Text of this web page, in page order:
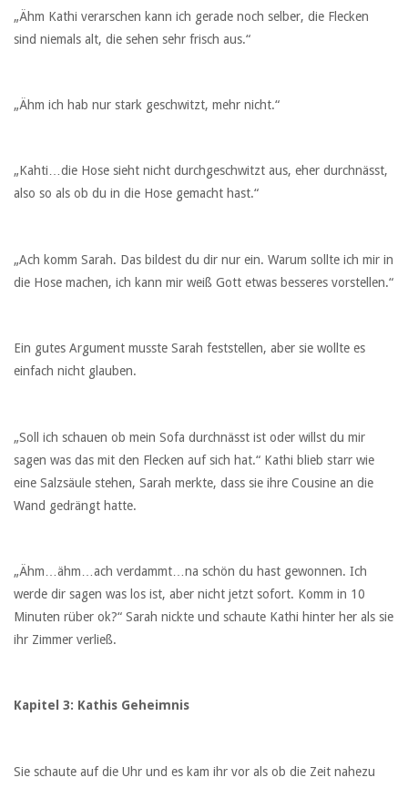
„Ähm Kathi verarschen kann ich gerade noch selber, die Flecken
sind niemals alt, die sehen sehr frisch aus.“
„Ähm ich hab nur stark geschwitzt, mehr nicht.“
„Kahti…die Hose sieht nicht durchgeschwitzt aus, eher durchnässt,
also so als ob du in die Hose gemacht hast.“
„Ach komm Sarah. Das bildest du dir nur ein. Warum sollte ich mir in
die Hose machen, ich kann mir weiß Gott etwas besseres vorstellen.“
Ein gutes Argument musste Sarah feststellen, aber sie wollte es
einfach nicht glauben.
„Soll ich schauen ob mein Sofa durchnässt ist oder willst du mir
sagen was das mit den Flecken auf sich hat.“ Kathi blieb starr wie
eine Salzsäule stehen, Sarah merkte, dass sie ihre Cousine an die
Wand gedrängt hatte.
„Ähm…ähm…ach verdammt…na schön du hast gewonnen. Ich
werde dir sagen was los ist, aber nicht jetzt sofort. Komm in 10
Minuten rüber ok?“ Sarah nickte und schaute Kathi hinter her als sie
ihr Zimmer verließ.
Kapitel 3: Kathis Geheimnis
Sie schaute auf die Uhr und es kam ihr vor als ob die Zeit nahezu